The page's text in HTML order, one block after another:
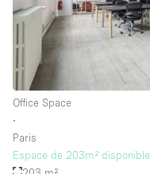
Office Space
∙
Paris
Espace de 203m² disponible